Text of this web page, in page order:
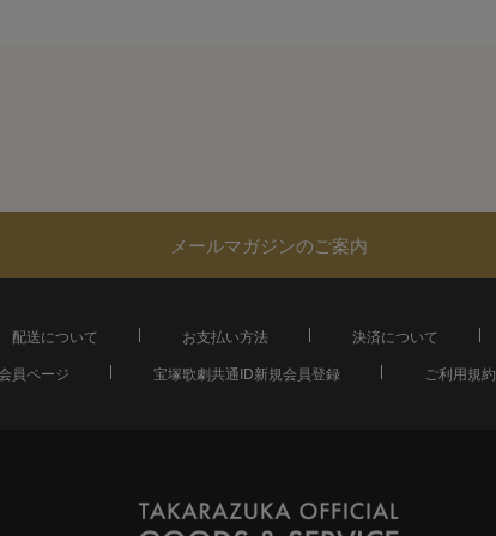
メールマガジンのご案内
配送について お支払い方法 決済について
員ページ 宝塚歌劇共通ID新規会員登録 ご利用規約